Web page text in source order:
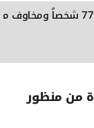
من منظور